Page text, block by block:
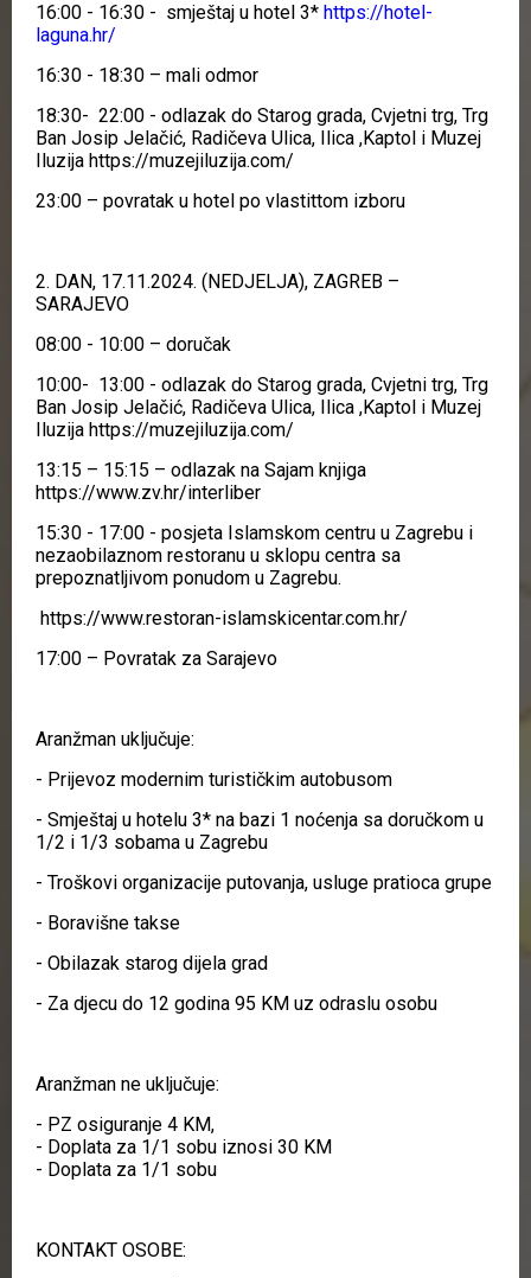
16:00 - 16:30 - smještaj u hotel 3* https://hotel-
laguna.hr/
16:30 - 18:30 – mali odmor
18:30- 22:00 - odlazak do Starog grada, Cvjetni trg, Trg
Ban Josip Jelačić, Radičeva Ulica, Ilica ,Kaptol i Muzej
Iluzija https://muzejiluzija.com/
23:00 – povratak u hotel po vlastittom izboru
2. DAN, 17.11.2024. (NEDJELJA), ZAGREB –
SARAJEVO
08:00 - 10:00 – doručak
10:00- 13:00 - odlazak do Starog grada, Cvjetni trg, Trg
Ban Josip Jelačić, Radičeva Ulica, Ilica ,Kaptol i Muzej
Iluzija https://muzejiluzija.com/
13:15 – 15:15 – odlazak na Sajam knjiga
https://www.zv.hr/interliber
15:30 - 17:00 - posjeta Islamskom centru u Zagrebu i
nezaobilaznom restoranu u sklopu centra sa
prepoznatljivom ponudom u Zagrebu.
https://www.restoran-islamskicentar.com.hr/
17:00 – Povratak za Sarajevo
Aranžman uključuje:
- Prijevoz modernim turističkim autobusom
- Smještaj u hotelu 3* na bazi 1 noćenja sa doručkom u
1/2 i 1/3 sobama u Zagrebu
- Troškovi organizacije putovanja, usluge pratioca grupe
- Boravišne takse
- Obilazak starog dijela grad
- Za djecu do 12 godina 95 KM uz odraslu osobu
Aranžman ne uključuje:
- PZ osiguranje 4 KM,
- Doplata za 1/1 sobu iznosi 30 KM
- Doplata za 1/1 sobu
KONTAKT OSOBE: